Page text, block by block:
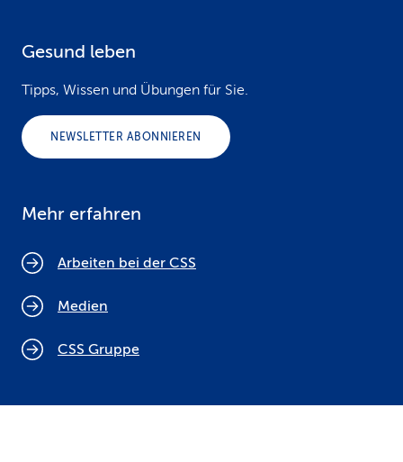
Gesund leben
Tipps, Wissen und Übungen für Sie.
NEWSLETTER ABONNIEREN
Mehr erfahren
Arbeiten bei der CSS
Medien
CSS Gruppe